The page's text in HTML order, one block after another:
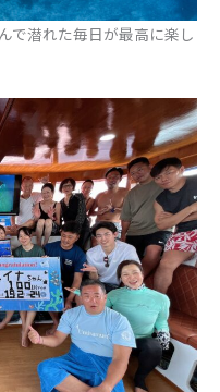
で潜れた毎日が最高に楽し